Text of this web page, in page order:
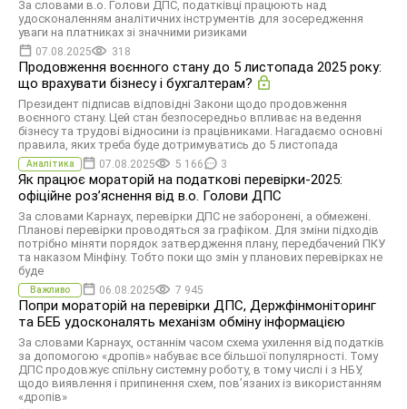
За словами в.о. Голови ДПС, податківці працюють над
удосконаленням аналітичних інструментів для зосередження
уваги на платниках зі значними ризиками
07.08.2025 318
Продовження воєнного стану до 5 листопада 2025 року:
що врахувати бізнесу і бухгалтерам?
Президент підписав відповідні Закони щодо продовження
воєнного стану. Цей стан безпосередньо впливає на ведення
бізнесу та трудові відносини із працівниками. Нагадаємо основні
правила, яких треба буде дотримуватись до 5 листопада
Аналітика 07.08.2025 5 166 3
Як працює мораторій на податкові перевірки-2025:
офіційне розʼяснення від в.о. Голови ДПС
За словами Карнаух, перевірки ДПС не заборонені, а обмежені.
Планові перевірки проводяться за графіком. Для зміни підходів
потрібно міняти порядок затвердження плану, передбачений ПКУ
та наказом Мінфіну. Тобто поки що змін у планових перевірках не
буде
Важливо 06.08.2025 7 945
Попри мораторій на перевірки ДПС, Держфінмоніторинг
та БЕБ удосконалять механізм обміну інформацією
За словами Карнаух, останнім часом схема ухилення від податків
за допомогою «дропів» набуває все більшої популярності. Тому
ДПС продовжує спільну системну роботу, в тому числі і з НБУ,
щодо виявлення і припинення схем, пов’язаних із використанням
«дропів»